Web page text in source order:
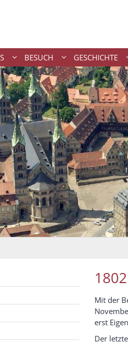
BESUCH GESCHICHTE
1802
Mit der
erst
Der